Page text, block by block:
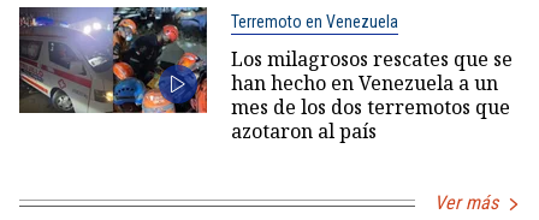
Terremoto en Venezuela
Los milagrosos rescates que se
han hecho en Venezuela a un
mes de los dos terremotos que
azotaron al país
Ver más